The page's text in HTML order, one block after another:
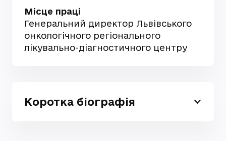
Місце праці
Генеральний директор Львівського
онкологічного регіонального
лікувально-діагностичного центру
Коротка біографія